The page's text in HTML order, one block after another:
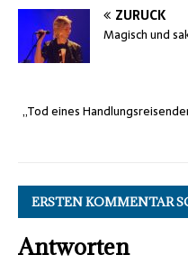
ZURÜCK
Magisch und
„Tod eines
ERSTEN KOMMENTAR
Antworten